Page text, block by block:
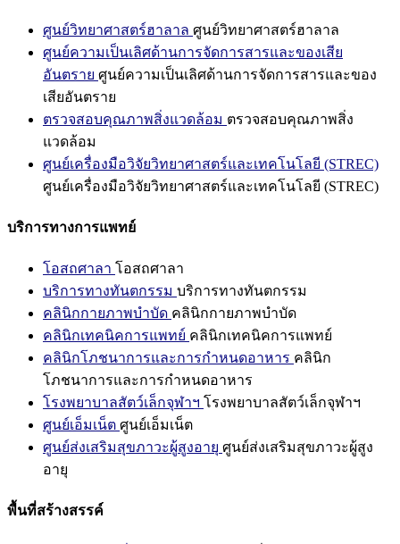
ศูนย์วิทยาศาสตร์ฮาลาล ศูนย์วิทยาศาสตร์ฮาลาล
ศูนย์ความเป็นเลิศด้านการจัดการสารและของเสีย
อันตราย ศูนย์ความเป็นเลิศด้านการจัดการสารและของ
เสียอันตราย
ตรวจสอบคุณภาพสิ่งแวดล้อม ตรวจสอบคุณภาพสิ่ง
แวดล้อม
ศูนย์เครื่องมือวิจัยวิทยาศาสตร์และเทคโนโลยี (STREC)
ศูนย์เครื่องมือวิจัยวิทยาศาสตร์และเทคโนโลยี (STREC)
บริการทางการแพทย์
โอสถศาลา โอสถศาลา
บริการทางทันตกรรม บริการทางทันตกรรม
คลินิกกายภาพบำบัด คลินิกกายภาพบำบัด
คลินิกเทคนิคการแพทย์ คลินิกเทคนิคการแพทย์
คลินิกโภชนาการและการกำหนดอาหาร คลินิก
โภชนาการและการกำหนดอาหาร
โรงพยาบาลสัตว์เล็กจุฬาฯ โรงพยาบาลสัตว์เล็กจุฬาฯ
ศูนย์เอ็มเน็ต ศูนย์เอ็มเน็ต
ศูนย์ส่งเสริมสุขภาวะผู้สูงอายุ ศูนย์ส่งเสริมสุขภาวะผู้สูง
อายุ
พื้นที่สร้างสรรค์